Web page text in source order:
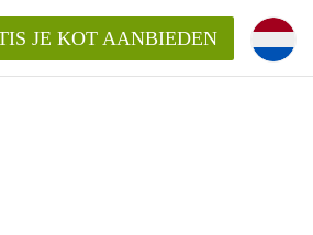
JE KOT AANBIEDEN